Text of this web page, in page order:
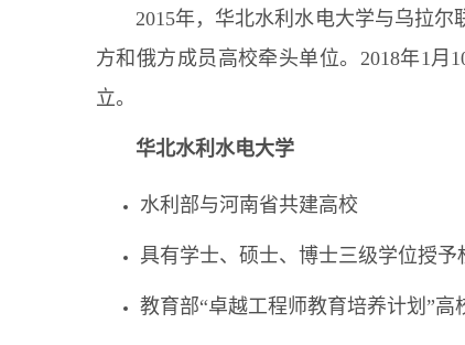
2015年，华北水利水电大学与乌拉
方和俄方成员高校牵头单位。2018年1
立。
华北水利水电大学
水利部与河南省共建高校
具有学士、硕士、博士三级学位授予
教育部“卓越工程师教育培养计划”高